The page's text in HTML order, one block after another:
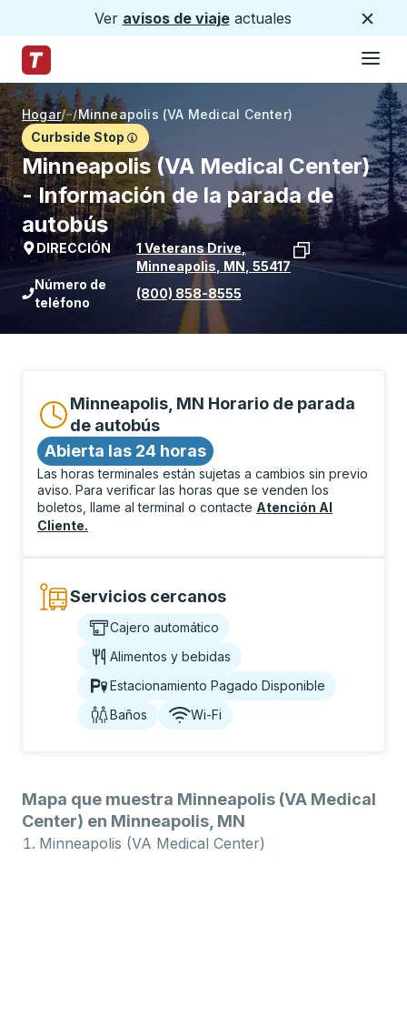
Ver avisos de viajeactuales
Página de inicio de Trailways
Hogar/ /Minneapolis (VA Medical Center)
Curbside Stop
Minneapolis (VA Medical Center)
- Información de la parada de
autobús
DIRECCIÓN 1 Veterans Drive
Minneapolis MN 55417
Ver la ubicación de la parada en
Número de
teléfono
(800) 858-8555
Minneapolis, MN Horario de parada
de autobús
Abierta las 24 horas
Las horas terminales están sujetas a cambios sin previo
aviso. Para verificar las horas que se venden los
boletos, llame al terminal o contacte Atención Al
Cliente.
Servicios cercanos
Cajero automático
Alimentos y bebidas
Estacionamiento Pagado Disponible
Baños
Wi-Fi
Mapa que muestra Minneapolis (VA Medical
Center) en Minneapolis, MN
Minneapolis (VA Medical Center)